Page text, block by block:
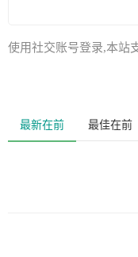
使用社交账号登录,本站
最新在前 最佳在前